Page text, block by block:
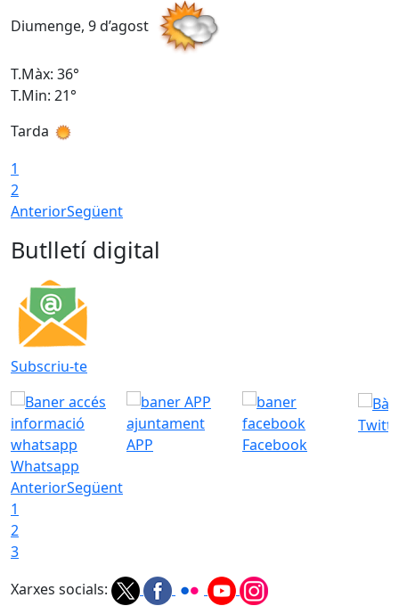
Diumenge, 9 d’agost
T.Màx: 36°
T.Min: 21°
Tarda
1
2
AnteriorSegüent
Butlletí digital
Subscriu-te
Whatsapp
APP Facebook
AnteriorSegüent
1
2
3
Xarxes socials: